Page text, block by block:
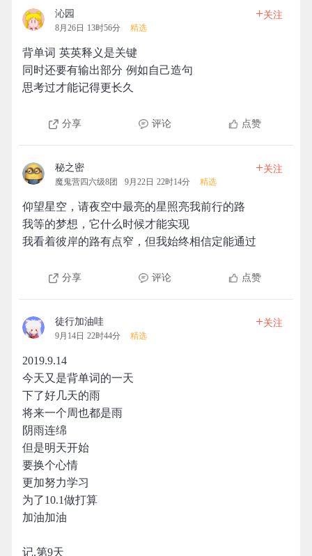
沁园
8月26日 13时56分 精选
+关注
背单词 英英释义是关键
同时还要有输出部分 例如自己造句
思考过才能记得更长久
分享 评论 点赞
秘之密
魔鬼营四六级8团 9月22日 22时14分 精选
+关注
仰望星空，请夜空中最亮的星照亮我前行的路
我等的梦想，它什么时候才能实现
我看着彼岸的路有点窄，但我始终相信定能通过
分享 评论 点赞
徒行加油哇
9月14日 22时44分 精选
+关注
2019.9.14
今天又是背单词的一天
下了好几天的雨
将来一个周也都是雨
阴雨连绵
但是明天开始
要换个心情
更加努力学习
为了10.1做打算
加油加油
记.第9天